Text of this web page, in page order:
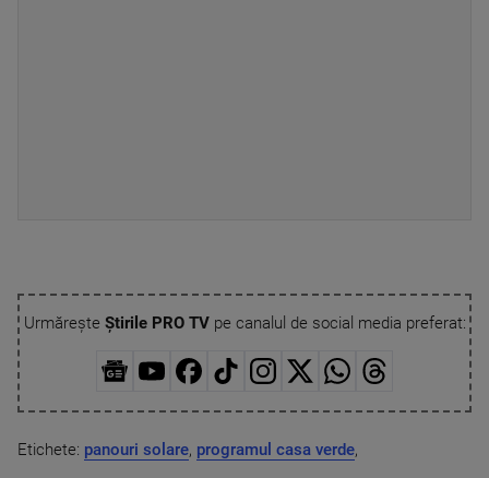
Urmărește Știrile PRO TVpe canalul de social media preferat:
Etichete: panouri solare, programul casa verde,